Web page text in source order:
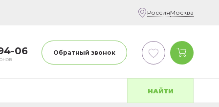
РоссияМосква
06 Обратный звонок
НАЙТИ